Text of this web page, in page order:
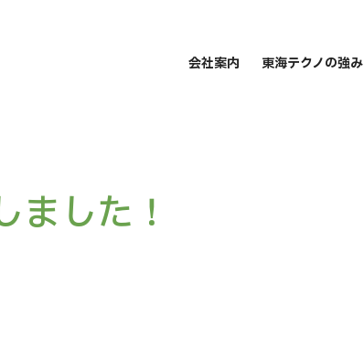
会社案内 東海テクノの強み
ました！